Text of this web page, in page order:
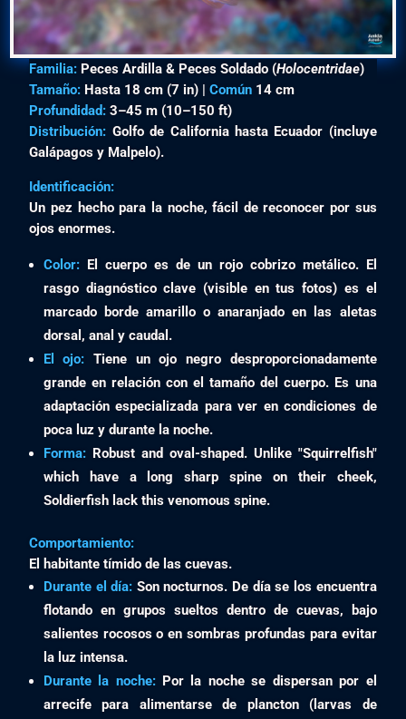
Familia: Peces Ardilla & Peces Soldado (Holocentridae)
Tamaño: Hasta 18 cm (7 in) |Común 14 cm
Profundidad: 3–45 m (10–150 ft)
Distribución: Golfo de California hasta Ecuador (incluye
Galápagos y Malpelo).
Identificación:
Un pez hecho para la noche, fácil de reconocer por sus
ojos enormes.
Color:El cuerpo es de un rojo cobrizo metálico. El
rasgo diagnóstico clave (visible en tus fotos) es el
marcado borde amarillo o anaranjado en las aletas
dorsal, anal y caudal.
El ojo: Tiene un ojo negro desproporcionadamente
grande en relación con el tamaño del cuerpo. Es una
adaptación especializada para ver en condiciones de
poca luz y durante la noche.
Forma:Robust and oval-shaped. Unlike "Squirrelfish"
which have a long sharp spine on their cheek,
Soldierfish lack this venomous spine.
Comportamiento:
El habitante tímido de las cuevas.
Durante el día: Son nocturnos. De día se los encuentra
flotando en grupos sueltos dentro de cuevas, bajo
salientes rocosos o en sombras profundas para evitar
la luz intensa.
Durante la noche:Por la noche se dispersan por el
arrecife para alimentarse de plancton (larvas de